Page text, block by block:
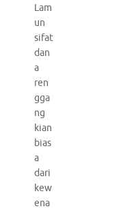
Lam
un
sifat
dan
a
ren
gga
ng
kian
bias
a
dari
kew
ena